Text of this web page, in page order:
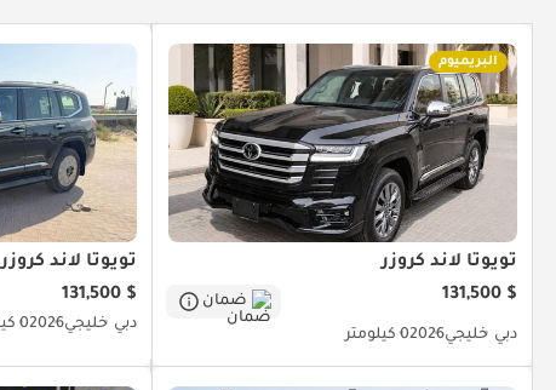
البريميوم
تويوتا لاند كروزر
$ 131,500
ضمان
دبي خليجي20260 كيلومتر
تويوتا لاند كروزر
$ 131,500
دبي خليجي20260 كيلومتر